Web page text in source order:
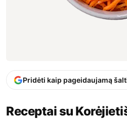
Pridėti kaip pageidaujamą
Receptai su